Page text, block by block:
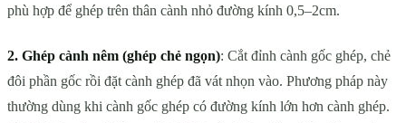
phù hợp để ghép trên thân cành nhỏ đường kính 0,5–2cm.
2. Ghép cành nêm (ghép chẻ ngọn): Cắt đỉnh cành gốc ghép, chẻ
đôi phần gốc rồi đặt cành ghép đã vát nhọn vào. Phương pháp này
thường dùng khi cành gốc ghép có đường kính lớn hơn cành ghép.